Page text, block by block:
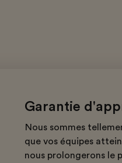
Garantie
Nous sommes
que vos équipes
nous prolongerons le